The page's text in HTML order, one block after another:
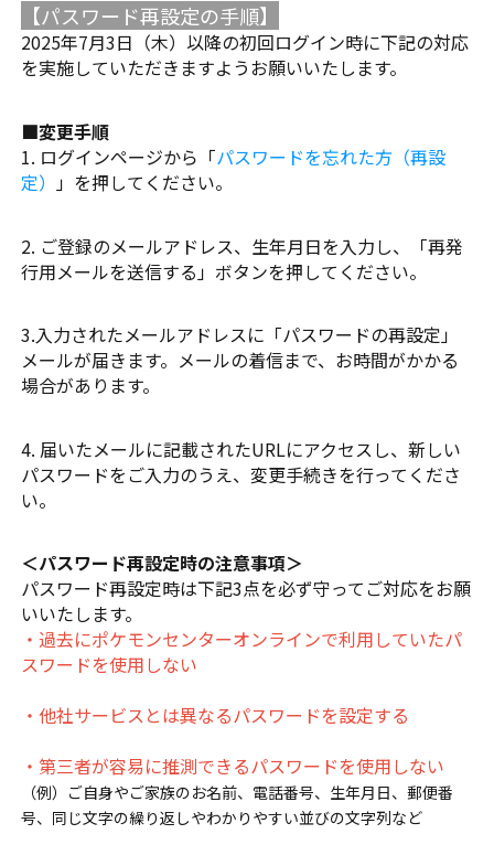
【パスワード再設定の手順】
2025年7月3日（木）以降の初回ログイン時に下記の対応
を実施していただきますようお願いいたします。
■変更手順
1. ログインページから「パスワードを忘れた方（再設
定） 」を押してください。
2. ご登録のメールアドレス、生年月日を入力し、「再発
行用メールを送信する」ボタンを押してください。
3.入力されたメールアドレスに「パスワードの再設定」
メールが届きます。メールの着信まで、お時間がかかる
場合があります。
4. 届いたメールに記載されたURLにアクセスし、新しい
パスワードをご入力のうえ、変更手続きを行ってくださ
い。
＜パスワード再設定時の注意事項＞
パスワード再設定時は下記3点を必ず守ってご対応をお願
いいたします。
・過去にポケモンセンターオンラインで利用していたパ
スワードを使用しない
・他社サービスとは異なるパスワードを設定する
・第三者が容易に推測できるパスワードを使用しない
（例）ご自身やご家族のお名前、電話番号、生年月日、郵便番
号、同じ文字の繰り返しやわかりやすい並びの文字列など